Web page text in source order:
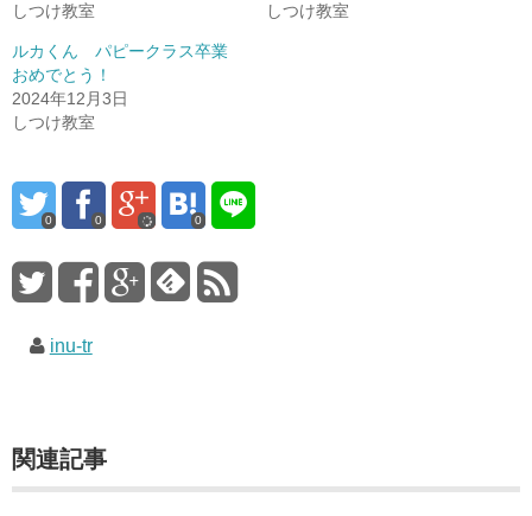
しつけ教室
しつけ教室
ルカくん パピークラス卒業
おめでとう！
2024年12月3日
しつけ教室
0 0 0
inu-tr
関連記事